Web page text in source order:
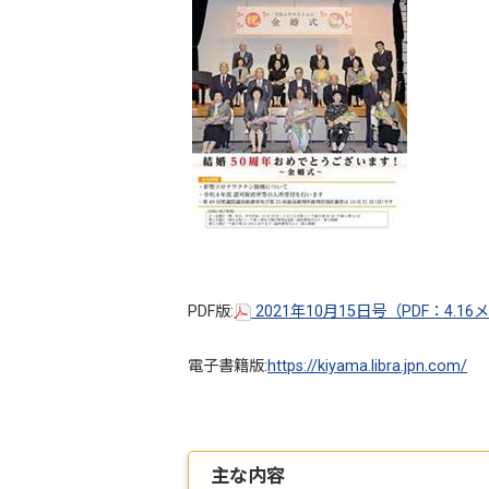
PDF版: 2021年10月15日号（PDF：4.16
電子書籍版:https://kiyama.libra.jpn.com/
主な内容